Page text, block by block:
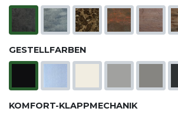
GESTELLFARBEN
KOMFORT-KLAPPMECHANIK